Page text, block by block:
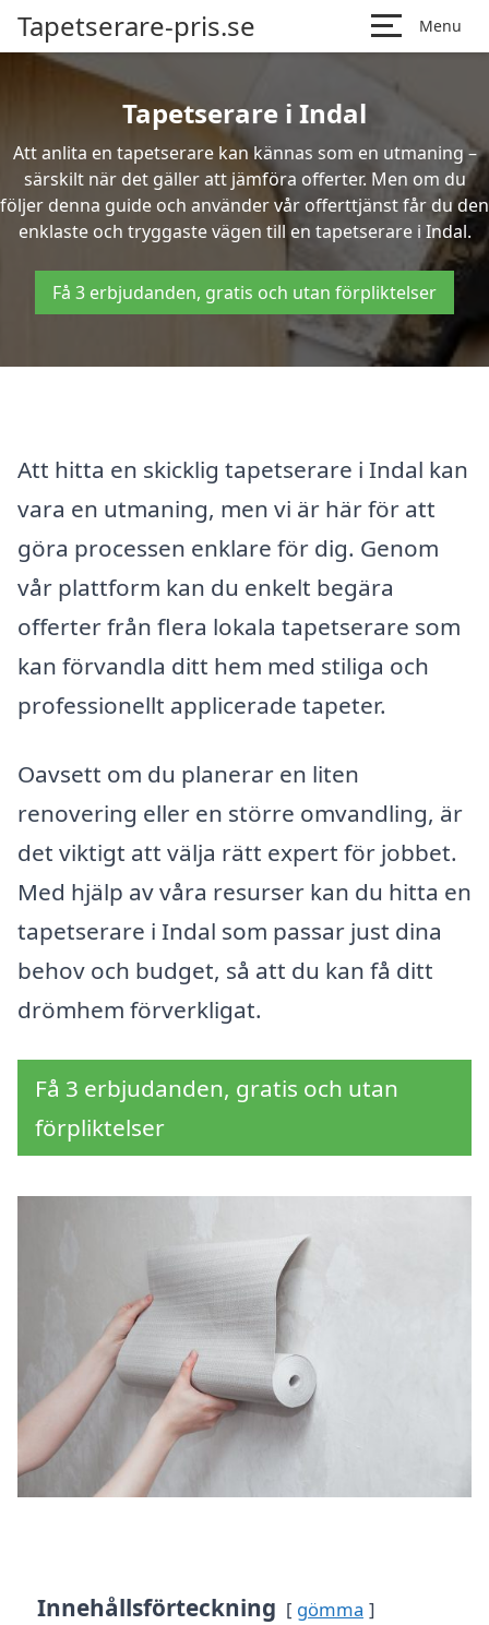
Tapetserare-pris.se Menu
Tapetserare i Indal
Att anlita en tapetserare kan kännas som en utmaning –
särskilt när det gäller att jämföra offerter. Men om du
följer denna guide och använder vår offerttjänst får du den
enklaste och tryggaste vägen till en tapetserare i Indal.
Få 3 erbjudanden, gratis och utan förpliktelser
Att hitta en skicklig tapetserare i Indal kan
vara en utmaning, men vi är här för att
göra processen enklare för dig. Genom
vår plattform kan du enkelt begära
offerter från flera lokala tapetserare som
kan förvandla ditt hem med stiliga och
professionellt applicerade tapeter.
Oavsett om du planerar en liten
renovering eller en större omvandling, är
det viktigt att välja rätt expert för jobbet.
Med hjälp av våra resurser kan du hitta en
tapetserare i Indal som passar just dina
behov och budget, så att du kan få ditt
drömhem förverkligat.
Få 3 erbjudanden, gratis och utan
förpliktelser
Innehållsförteckning gömma